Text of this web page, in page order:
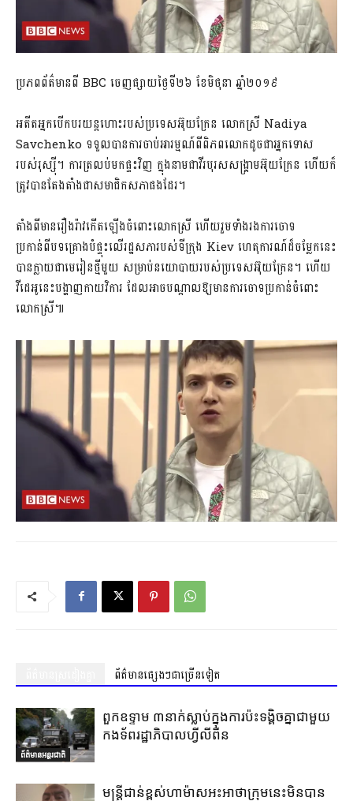
ប្រភពព័ត៌មានពី​ BBC ចេញផ្សាយថ្ងៃទី២៦ ខែមិថុនា ឆ្នាំ២០១៩
អតីតអ្នកបើកបរយន្តហោះរបស់ប្រទេសអ៊ុយក្រែន លោកស្រី Nadiya
Savchenko ទទួលបានការចាប់អារម្មណ៍ពីពិភពលោកដូចជាអ្នកទោស
របស់រុស្ស៊ី។ ការត្រលប់មកផ្ទះវិញ ក្នុងនាមជាវីរបុរសសង្គ្រាមអ៊ុយក្រែន ហើយក៏
ត្រូវបានតែងតាំងជាសមាជិកសភាផងដែរ។
តាំងពីមានរឿងរ៉ាវកើតឡើងចំពោះលោកស្រី ហើយរួមទាំងរងការចោទ
ប្រកាន់ពីបទគ្រោងបំផ្ទុះលើរដ្ឋសភារបស់ទីក្រុង Kiev ហេតុការណ៍ដ៏ចម្លែកនេះ
បានក្លាយជាមេរៀនថ្មីមួយ សម្រាប់នយោបាយរបស់ប្រទេសអ៊ុយក្រែន។ ហើយ
វីដេអូនេះបង្ហាញកាយវិការ ដែលអាចបណ្ដាលឱ្យមានការចោទប្រកាន់ចំពោះ
លោកស្រី៕
ព័ត៌មានផ្សេងៗជាច្រើនទៀត
ព័ត៌មានអន្តរជាតិ
ពួកឧទ្ទាម ៣នាក់ស្លាប់ក្នុងការប៉ះទង្គិចគ្នាជាមួយ
កងទ័ពរដ្ឋាភិបាលហ្វីលីពីន
មន្ត្រីជាន់ខ្ពស់ហាម៉ាសអះអាថាក្រុមនេះមិនបាន